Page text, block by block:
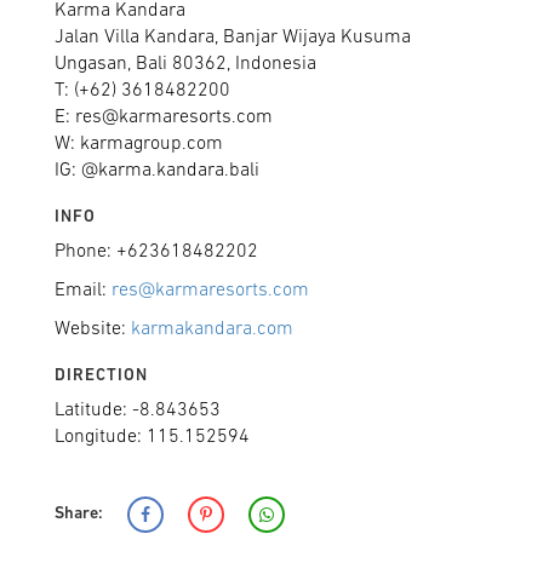
Karma Kandara
Jalan Villa Kandara, Banjar Wijaya Kusuma
Ungasan, Bali 80362, Indonesia
T: (+62) 3618482200
E: res@karmaresorts.com
W: karmagroup.com
IG: @karma.kandara.bali
INFO
Phone: +623618482202
Email: res@karmaresorts.com
Website: karmakandara.com
DIRECTION
Latitude: -8.843653
Longitude: 115.152594
Share: